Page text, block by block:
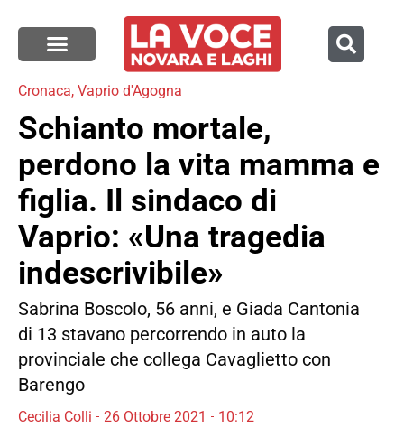
Cronaca, Vaprio d'Agogna
Schianto mortale,
perdono la vita mamma e
figlia. Il sindaco di
Vaprio: «Una tragedia
indescrivibile»
Sabrina Boscolo, 56 anni, e Giada Cantonia
di 13 stavano percorrendo in auto la
provinciale che collega Cavaglietto con
Barengo
Cecilia Colli 26 Ottobre 2021 10:12